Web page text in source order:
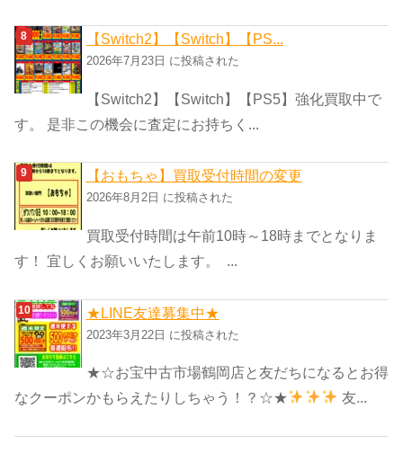
【Switch2】【Switch】【PS...
2026年7月23日 に投稿された
【Switch2】【Switch】【PS5】強化買取中で
す。 是非この機会に査定にお持ちく...
【おもちゃ】買取受付時間の変更
2026年8月2日 に投稿された
買取受付時間は午前10時～18時までとなりま
す！ 宜しくお願いいたします。 ...
★LINE友達募集中★
2023年3月22日 に投稿された
★☆お宝中古市場鶴岡店と友だちになるとお得
なクーポンかもらえたりしちゃう！？☆★
友...